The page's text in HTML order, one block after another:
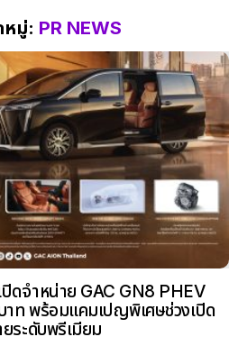
หมู่: PR NEWS
ดจำหน่าย GAC GN8 PHEV
าท พร้อมแคมเปญพิเศษช่วงเปิด
ระดับพรีเมียม